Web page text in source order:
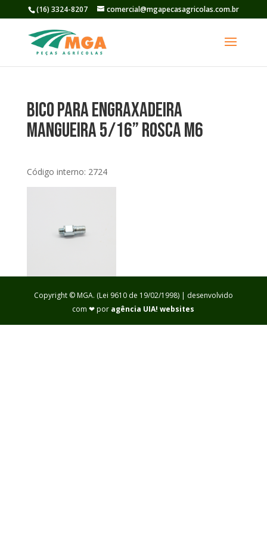
(16) 3324-8207 comercial@mgapecasagricolas.com.br
Bico para Engraxadeira
Mangueira 5/16” Rosca M6
Código interno: 2724
Copyright © MGA. (Lei 9610 de 19/02/1998) | desenvolvido
com ❤ por agência UIA! websites